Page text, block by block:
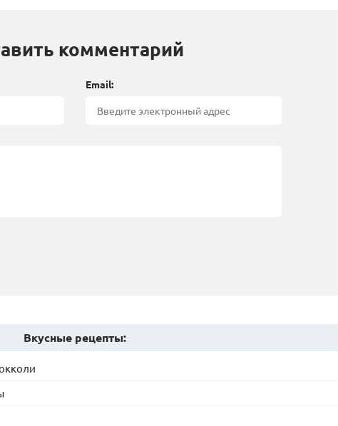
комментарий
Email:
Вкусные рецепты: